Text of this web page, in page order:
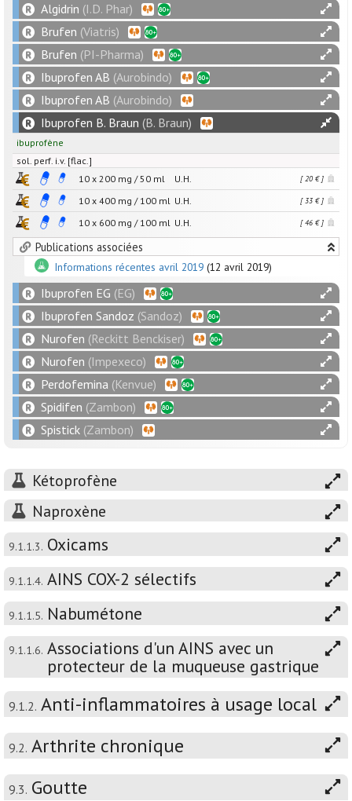
Algidrin (I.D. Phar)
Brufen (Viatris)
Brufen (PI-Pharma)
Ibuprofen AB (Aurobindo)
Ibuprofen AB (Aurobindo)
Ibuprofen B. Braun (B. Braun)
ibuprofène
sol. perf. i.v. [flac.]
10 x 200 mg / 50 ml U.H. [ 20 € ]
10 x 400 mg / 100 ml U.H. [ 33 € ]
10 x 600 mg / 100 ml U.H. [ 46 € ]
Publications associées
Informations récentes avril 2019 (12 avril 2019)
Ibuprofen EG (EG)
Ibuprofen Sandoz (Sandoz)
Nurofen (Reckitt Benckiser)
Nurofen (Impexeco)
Perdofemina (Kenvue)
Spidifen (Zambon)
Spistick (Zambon)
Kétoprofène
Naproxène
9.1.1.3. Oxicams
9.1.1.4. AINS COX-2 sélectifs
9.1.1.5. Nabumétone
9.1.1.6. Associations d'un AINS avec un
protecteur de la muqueuse gastrique
9.1.2. Anti-inflammatoires à usage local
9.2. Arthrite chronique
9.3. Goutte